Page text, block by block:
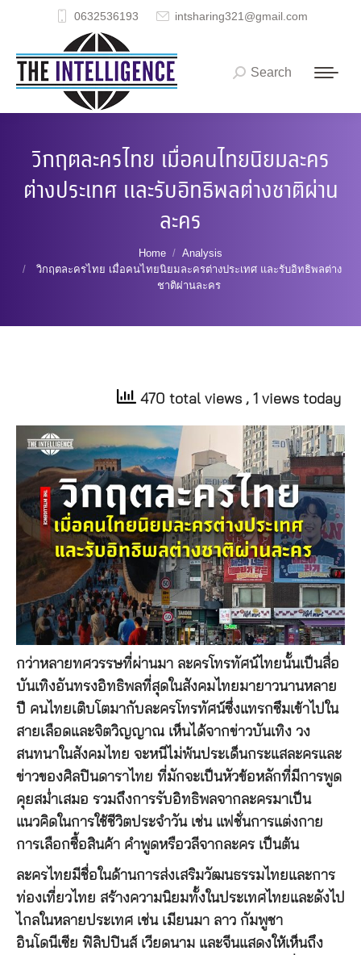
0632536193 intsharing321@gmail.com
Search:
Search
วิกฤตละครไทย เมื่อคนไทยนิยมละคร
ต่างประเทศ และรับอิทธิพลต่างชาติผ่าน
ละคร
Home
Analysis
วิกฤตละครไทย เมื่อคนไทยนิยมละครต่างประเทศ และรับอิทธิพลต่าง
ชาติผ่านละคร
470 total views , 1 views today
กว่าหลายทศวรรษที่ผ่านมา ละครโทรทัศน์ไทยนั้นเป็นสื่อ
บันเทิงอันทรงอิทธิพลที่สุดในสังคมไทยมายาวนานหลาย
ปี คนไทยเติบโตมากับละครโทรทัศน์ซึ่งแทรกซึมเข้าไปใน
สายเลือดและจิตวิญญาณ เห็นได้จากข่าวบันเทิง วง
สนทนาในสังคมไทย จะหนีไม่พ้นประเด็นกระแสละครและ
ข่าวของศิลปินดาราไทย ที่มักจะเป็นหัวข้อหลักที่มีการพูด
คุยสม่ำเสมอ รวมถึงการรับอิทธิพลจากละครมาเป็น
แนวคิดในการใช้ชีวิตประจำวัน เช่น แฟชั่นการแต่งกาย
การเลือกซื้อสินค้า คำพูดหรือวลีจากละคร เป็นต้น
ละครไทยมีชื่อในด้านการส่งเสริมวัฒนธรรมไทยและการ
ท่องเที่ยวไทย สร้างความนิยมทั้งในประเทศไทยและดังไป
ไกลในหลายประเทศ เช่น เมียนมา ลาว กัมพูชา
อินโดนีเซีย ฟิลิปปินส์ เวียดนาม และจีนแสดงให้เห็นถึง